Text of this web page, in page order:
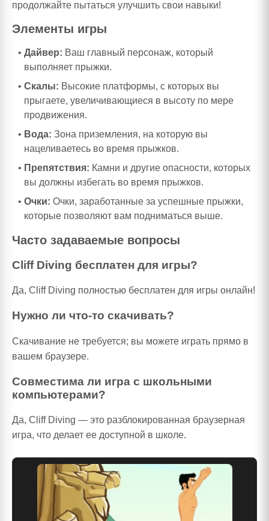
продолжайте пытаться улучшить свои навыки!
Элементы игры
Дайвер: Ваш главный персонаж, который
выполняет прыжки.
Скалы: Высокие платформы, с которых вы
прыгаете, увеличивающиеся в высоту по мере
продвижения.
Вода: Зона приземления, на которую вы
нацеливаетесь во время прыжков.
Препятствия: Камни и другие опасности, которых
вы должны избегать во время прыжков.
Очки: Очки, заработанные за успешные прыжки,
которые позволяют вам подниматься выше.
Часто задаваемые вопросы
Cliff Diving бесплатен для игры?
Да, Cliff Diving полностью бесплатен для игры онлайн!
Нужно ли что-то скачивать?
Скачивание не требуется; вы можете играть прямо в
вашем браузере.
Совместима ли игра с школьными
компьютерами?
Да, Cliff Diving — это разблокированная браузерная
игра, что делает ее доступной в школе.